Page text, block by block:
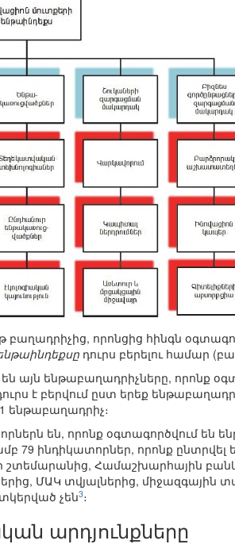
որոնցից հինգն
դուրս բերելու համար
այն ենթաբաղադրիչները, որոնք
է բերվում ըստ երեք
ենթաբաղադրիչ։
են, որոնք օգտագործվում են
79 ինդիկատորներ, որոնք ընտրվել
շտեմարանից, Համաշխարհային
ՄԱԿ տվյալներից, միջազգային
չեն3։
արդյունքները